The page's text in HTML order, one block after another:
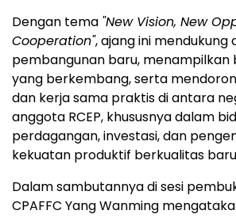
Dengan tema "New Vision, New
Cooperation", ajang ini mendukung
pembangunan baru, menampilkan
yang berkembang, serta
dan kerja sama praktis di antara
anggota RCEP, khususnya dalam
perdagangan, investasi, dan
kekuatan produktif berkualitas
Dalam sambutannya di sesi
CPAFFC Yang Wanming